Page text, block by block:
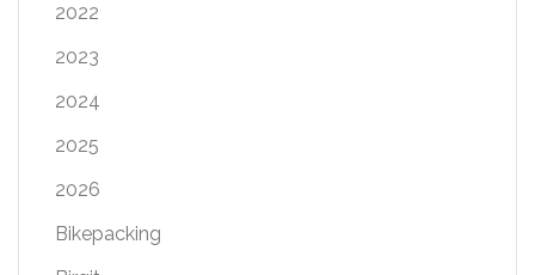
2022
2023
2024
2025
2026
Bikepacking